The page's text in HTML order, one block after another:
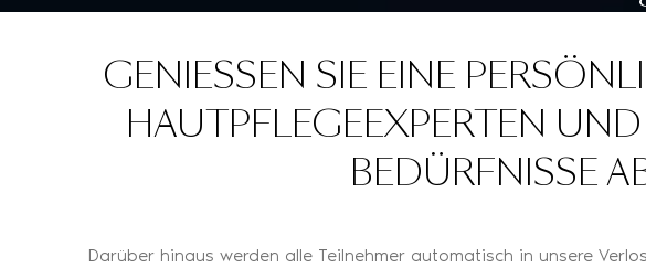
GENIESSEN SIE EINE
AUTPFLEGEEXPERTEN UND
EDÜRFNISSE
Darüber hinaus werden alle Teilnehmer automatisch in unsere